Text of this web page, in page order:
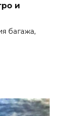
и
багажа,